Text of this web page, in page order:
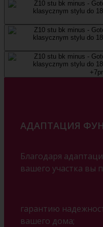
+7
АДАПТАЦИЯ
Благодаря
вашего участка вы
гарантию
вашего дома;